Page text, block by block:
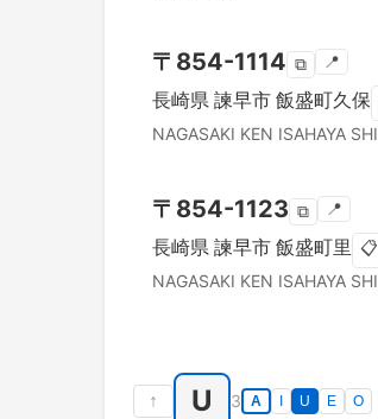
〒 854-1114 ⧉ 📍
長崎県 諫早市 飯盛町久保
NAGASAKI KEN ISAHAYA SHI
〒 854-1123 ⧉ 📍
長崎県 諫早市 飯盛町里 📋
NAGASAKI KEN ISAHAYA SHI
↑ U 3 A U E O